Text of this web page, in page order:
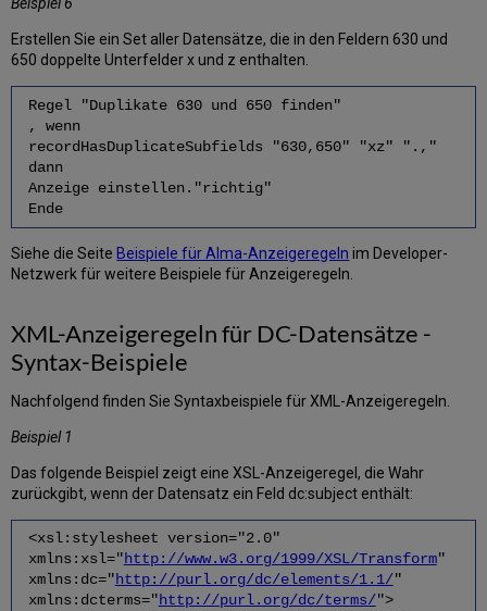
Beispiel 6
Erstellen Sie ein Set aller Datensätze, die in den Feldern 630 und
650 doppelte Unterfelder x und z enthalten.
Regel "Duplikate 630 und 650 finden"
, wenn
recordHasDuplicateSubfields "630,650" "xz" ".,"
dann
Anzeige einstellen."richtig"
Ende
Siehe die Seite Beispiele für Alma-Anzeigeregeln im Developer-
Netzwerk für weitere Beispiele für Anzeigeregeln.
XML-Anzeigeregeln für DC-Datensätze -
Syntax-Beispiele
Nachfolgend finden Sie Syntaxbeispiele für XML-Anzeigeregeln.
Beispiel 1
Das folgende Beispiel zeigt eine XSL-Anzeigeregel, die Wahr
zurückgibt, wenn der Datensatz ein Feld dc:subject enthält:
<xsl:stylesheet version="2.0"
xmlns:xsl="http://www.w3.org/1999/XSL/Transform"
xmlns:dc="http://purl.org/dc/elements/1.1/"
xmlns:dcterms="http://purl.org/dc/terms/">